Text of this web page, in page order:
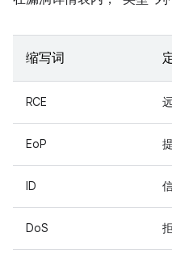
缩写词
RCE
EoP
ID
DoS